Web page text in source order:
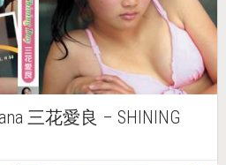
三花愛良 – SHINING